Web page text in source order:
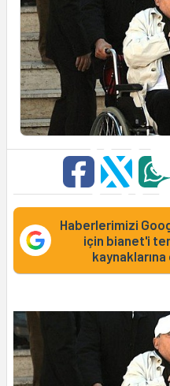
Haberlerimizi
için bianet'i